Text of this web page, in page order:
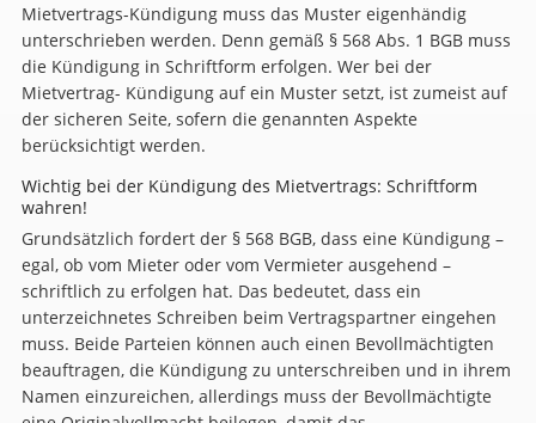
Mietvertrags-Kündigung muss das Muster eigenhändig
unterschrieben werden. Denn gemäß § 568 Abs. 1 BGB muss
die Kündigung in Schriftform erfolgen. Wer bei der
Mietvertrag- Kündigung auf ein Muster setzt, ist zumeist auf
der sicheren Seite, sofern die genannten Aspekte
berücksichtigt werden.
Wichtig bei der Kündigung des Mietvertrags: Schriftform
wahren!
Grundsätzlich fordert der § 568 BGB, dass eine Kündigung –
egal, ob vom Mieter oder vom Vermieter ausgehend –
schriftlich zu erfolgen hat. Das bedeutet, dass ein
unterzeichnetes Schreiben beim Vertragspartner eingehen
muss. Beide Parteien können auch einen Bevollmächtigten
beauftragen, die Kündigung zu unterschreiben und in ihrem
Namen einzureichen, allerdings muss der Bevollmächtigte